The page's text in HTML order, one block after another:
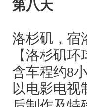
第八天
洛杉矶，宿
【洛杉矶
含车程约8
以电影电视